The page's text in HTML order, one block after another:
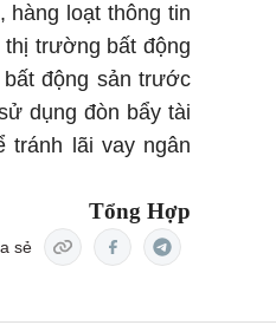
hàng loạt thông tin
trường bất động
động sản trước
dụng đòn bẩy tài
tránh lãi vay ngân
Tổng Hợp
sẻ